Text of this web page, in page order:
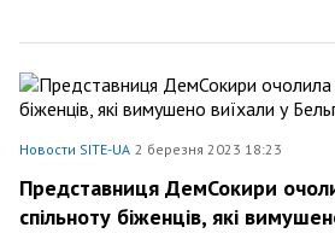
Новости SITE-UA 2 березня 2023 18:23
Представниця ДемСокири
спільноту біженців, які